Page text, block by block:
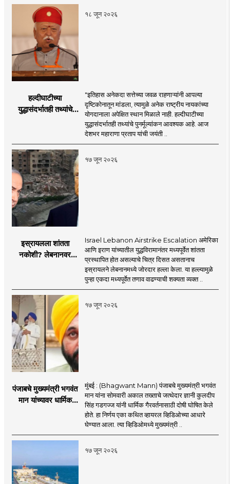
१८ जून २०२६
हल्दीघाटीच्या
युद्धासंदर्भातही तथ्यांचे
मोहनजी भागवत
"इतिहास अनेकदा सत्तेच्या जवळ राहणाऱ्यांनी आपल्या
दृष्टिकोनातून मांडला, त्यामुळे अनेक राष्ट्रीय नायकांच्या
योगदानाला अपेक्षित स्थान मिळाले नाही. हल्दीघाटीच्या
युद्धासंदर्भातही तथ्यांचे पुनर्मूल्यांकन आवश्यक आहे. आज
देशभर महाराणा प्रताप यांची जयंती ..
१७ जून २०२६
इस्रायलला शांतता
नकोशी? लेबनानवर
इराण-अमेरिकेत आरोप-
प्रत्यारोप
Israel Lebanon Airstrike Escalation अमेरिका
आणि इराण यांच्यातील युद्धविरामानंतर मध्यपूर्वेत शांतता
प्रस्थापित होत असल्याचे चित्र दिसत असतानाच
इस्रायलने लेबनानमध्ये जोरदार हल्ला केला. या हल्ल्यामुळे
पुन्हा एकदा मध्यपूर्वेत तणाव वाढण्याची शक्यता व्यक्त ..
१७ जून २०२६
पंजाबचे मुख्यमंत्री भगवंत
मान यांच्यावर धार्मिक
खळबळ
मुंबई : (Bhagwant Mann) पंजाबचे मुख्यमंत्री भगवंत
मान यांना सोमवारी अकाल तख्ताचे जत्थेदार ज्ञानी कुलदीप
सिंह गडगज्ज यांनी धार्मिक गैरवर्तनासाठी दोषी घोषित केले
होते. हा निर्णय एका कथित व्हायरल व्हिडिओच्या आधारे
घेण्यात आला. त्या व्हिडिओमध्ये मुख्यमंत्री ..
१७ जून २०२६